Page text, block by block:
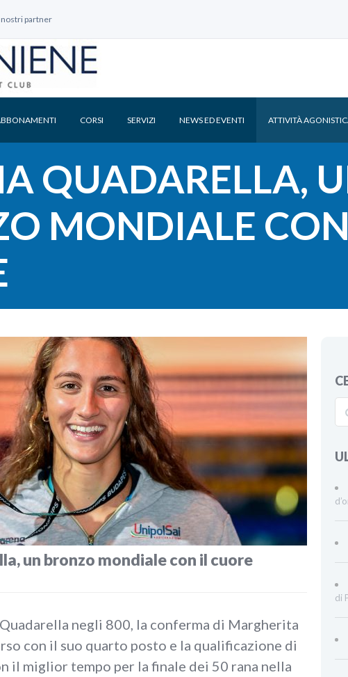
nostri partner
CORSI SERVIZI NEWS ED EVENTI ATTIVITÀ
QUADARELLA,
MONDIALE
un bronzo mondiale con il cuore
negli 800, la conferma di Margherita
con il suo quarto posto e la qualificazione di
il miglior tempo per la finale dei 50 rana nella
di